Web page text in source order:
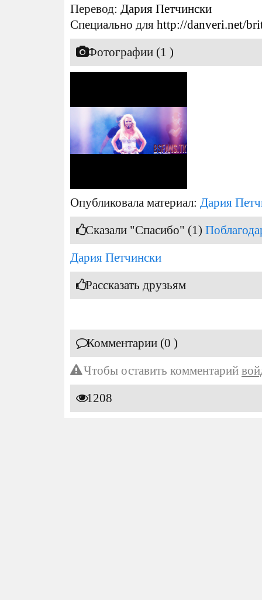
Перевод: Дария Петчински
Специально для http://danveri.net/
Фотографии (1 )
Опубликовала материал: Дария
Сказали "Спасибо" (1)
Дария Петчински
Рассказать друзьям
Комментарии (0 )
Чтобы оставить комментарий
1208